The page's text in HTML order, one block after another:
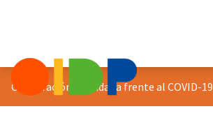
Cooperación ciudadana frente al COVID-19